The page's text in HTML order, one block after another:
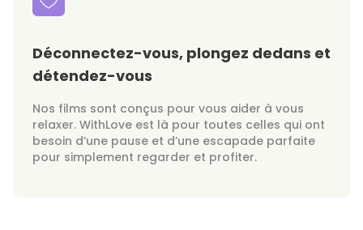
Déconnectez-vous, plongez dedans et
détendez-vous
Nos films sont conçus pour vous aider à vous
relaxer. WithLove est là pour toutes celles qui ont
besoin d’une pause et d’une escapade parfaite
pour simplement regarder et profiter.